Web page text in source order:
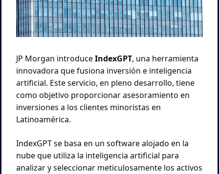
JP Morgan introduce IndexGPT, una herramienta
innovadora que fusiona inversión e inteligencia
artificial. Este servicio, en pleno desarrollo, tiene
como objetivo proporcionar asesoramiento en
inversiones a los clientes minoristas en
Latinoamérica.
IndexGPT se basa en un software alojado en la
nube que utiliza la inteligencia artificial para
analizar y seleccionar meticulosamente los activos